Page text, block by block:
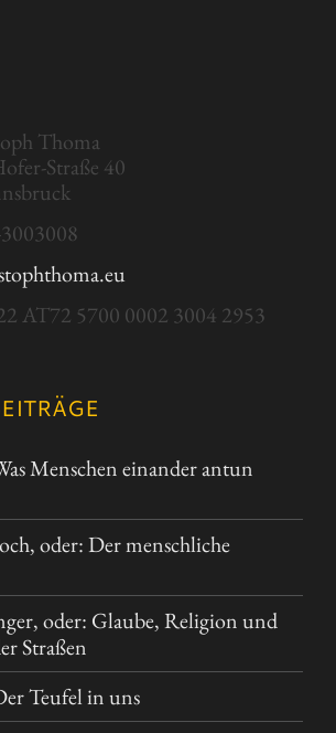
Thoma
Straße 40
AT72 5700 0002 3004 2953
Menschen einander antun
oder: Der menschliche
oder: Glaube, Religion und
Straßen
Teufel in uns